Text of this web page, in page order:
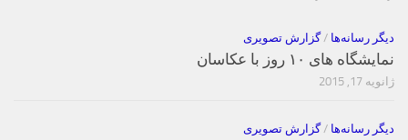
دیگر رسانه‌ها /گزارش تصویری
نمایشگاه های ۱۰ روز با عکاسان
ژانویه 17, 2015
دیگر رسانه‌ها /گزارش تصویری